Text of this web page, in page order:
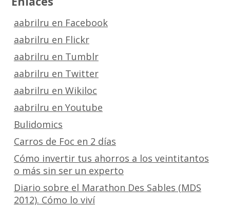
aabrilru en Facebook
aabrilru en Flickr
aabrilru en Tumblr
aabrilru en Twitter
aabrilru en Wikiloc
aabrilru en Youtube
Bulidomics
Carros de Foc en 2 días
Cómo invertir tus ahorros a los veintitantos
o más sin ser un experto
Diario sobre el Marathon Des Sables (MDS
2012). Cómo lo viví